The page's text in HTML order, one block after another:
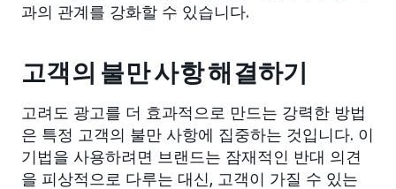
과의 관계를 강화할 수 있습니다.
고객의 불만 사항 해결하기
고려도 광고를 더 효과적으로 만드는 강력한 방법
은 특정 고객의 불만 사항에 집중하는 것입니다. 이
기법을 사용하려면 브랜드는 잠재적인 반대 의견
을 피상적으로 다루는 대신, 고객이 가질 수 있는